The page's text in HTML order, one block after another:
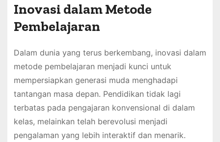
Inovasi dalam Metode
Pembelajaran
Dalam dunia yang terus berkembang, inovasi dalam
metode pembelajaran menjadi kunci untuk
mempersiapkan generasi muda menghadapi
tantangan masa depan. Pendidikan tidak lagi
terbatas pada pengajaran konvensional di dalam
kelas, melainkan telah berevolusi menjadi
pengalaman yang lebih interaktif dan menarik.